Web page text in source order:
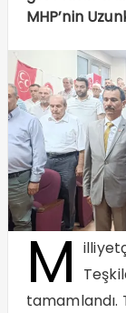
MHP’nin
M
tamamlandı.